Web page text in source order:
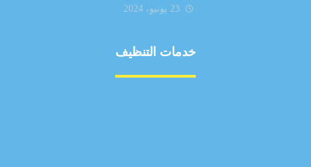
23 يونيو، 2024
خدمات التنظيف